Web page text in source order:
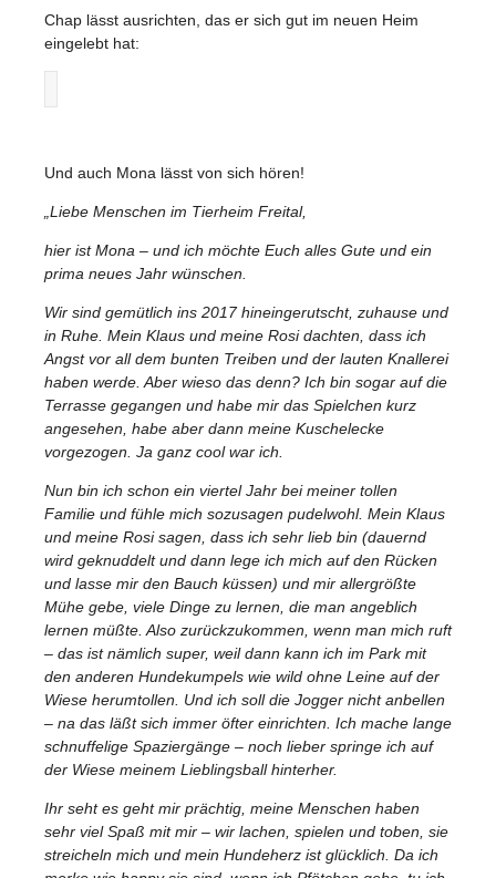
Chap lässt ausrichten, das er sich gut im neuen Heim
eingelebt hat:
Und auch Mona lässt von sich hören!
„Liebe Menschen im Tierheim Freital,
hier ist Mona – und ich möchte Euch alles Gute und ein
prima neues Jahr wünschen.
Wir sind gemütlich ins 2017 hineingerutscht, zuhause und
in Ruhe. Mein Klaus und meine Rosi dachten, dass ich
Angst vor all dem bunten Treiben und der lauten Knallerei
haben werde. Aber wieso das denn? Ich bin sogar auf die
Terrasse gegangen und habe mir das Spielchen kurz
angesehen, habe aber dann meine Kuschelecke
vorgezogen. Ja ganz cool war ich.
Nun bin ich schon ein viertel Jahr bei meiner tollen
Familie und fühle mich sozusagen pudelwohl. Mein Klaus
und meine Rosi sagen, dass ich sehr lieb bin (dauernd
wird geknuddelt und dann lege ich mich auf den Rücken
und lasse mir den Bauch küssen) und mir allergrößte
Mühe gebe, viele Dinge zu lernen, die man angeblich
lernen müßte. Also zurückzukommen, wenn man mich ruft
– das ist nämlich super, weil dann kann ich im Park mit
den anderen Hundekumpels wie wild ohne Leine auf der
Wiese herumtollen. Und ich soll die Jogger nicht anbellen
– na das läßt sich immer öfter einrichten. Ich mache lange
schnuffelige Spaziergänge – noch lieber springe ich auf
der Wiese meinem Lieblingsball hinterher.
Ihr seht es geht mir prächtig, meine Menschen haben
sehr viel Spaß mit mir – wir lachen, spielen und toben, sie
streicheln mich und mein Hundeherz ist glücklich. Da ich